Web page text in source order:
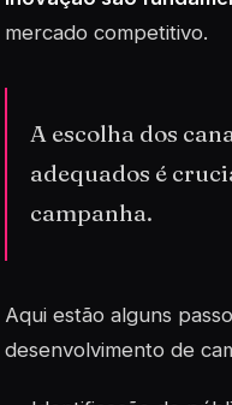
mercado competitivo.
A escolha dos
adequados é
campanha.
Aqui estão alguns
desenvolvimento de